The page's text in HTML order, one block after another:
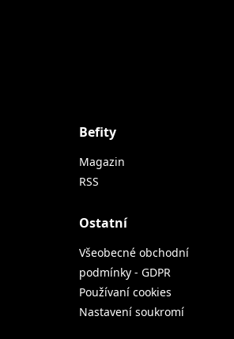
Befity
Magazin
RSS
Ostatní
Všeobecné obchodní
podmínky - GDPR
Používaní cookies
Nastavení soukromí